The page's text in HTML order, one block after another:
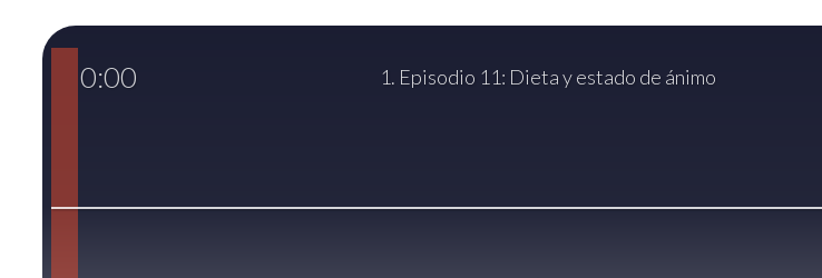
1. Episodio 11: Dieta y estado de ánimo
0:00